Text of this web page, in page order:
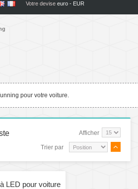
Votre devise euro - EUR
pour votre voiture.
Afficher
Trier par
LED pour voiture